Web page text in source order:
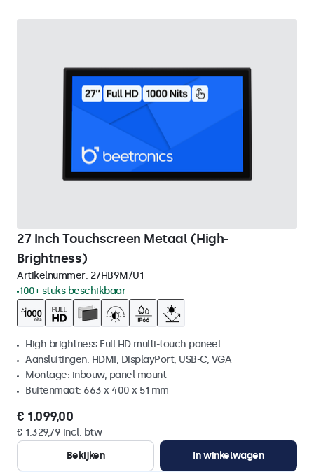
27 Inch Touchscreen Metaal (High-
Brightness)
Artikelnummer: 27HB9M/U1
100+ stuks beschikbaar
High brightness Full HD multi-touch paneel
Aansluitingen: HDMI, DisplayPort, USB-C, VGA
Montage: inbouw, panel mount
Buitenmaat: 663 x 400 x 51 mm
€ 1.099,00
€ 1.329,79 incl. btw
Bekijken
In winkelwagen